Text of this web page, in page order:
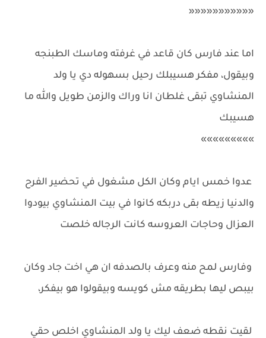
«««««««««««
اما عند فارس كان قاعد في غرفته وماسك الطبنجه
وبيقول، مفكر هسيبلك رحيل بسهوله دي يا ولد
المنشاوي تبقى غلطان انا وراك والزمن طويل والله ما
هسيبك
»»»»»»»»»
عدوا خمس ايام وكان الكل مشغول في تحضير الفرح
والدنيا زيطه بقى دربكه كانوا في بيت المنشاوي بيودوا
العزال وحاجات العروسه كانت الرجاله خلصت
وفارس لمح منه وعرف بالصدفه ان هي اخت جاد وكان
بيبص ليها بطريقه مش كويسه وبيقولوا هو بيفكر،
لقيت نقطه ضعف ليك يا ولد المنشاوي اخلص حقي